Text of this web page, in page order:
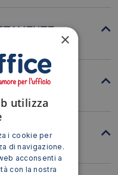
AI
SETOLE
×
utilizza
i cookie per
di navigazione.
acconsenti a
con la nostra